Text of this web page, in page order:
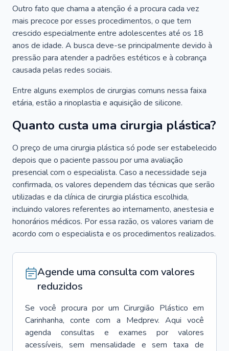
Outro fato que chama a atenção é a procura cada vez
mais precoce por esses procedimentos, o que tem
crescido especialmente entre adolescentes até os 18
anos de idade. A busca deve-se principalmente devido à
pressão para atender a padrões estéticos e à cobrança
causada pelas redes sociais.
Entre alguns exemplos de cirurgias comuns nessa faixa
etária, estão a rinoplastia e aquisição de silicone.
Quanto custa uma cirurgia plástica?
O preço de uma cirurgia plástica só pode ser estabelecido
depois que o paciente passou por uma avaliação
presencial com o especialista. Caso a necessidade seja
confirmada, os valores dependem das técnicas que serão
utilizadas e da clínica de cirurgia plástica escolhida,
incluindo valores referentes ao internamento, anestesia e
honorários médicos. Por essa razão, os valores variam de
acordo com o especialista e os procedimentos realizados.
Agende uma consulta com valores
reduzidos
Se você procura por um Cirurgião Plástico em
Carinhanha, conte com a Medprev. Aqui você
agenda consultas e exames por valores
acessíveis, sem mensalidade e sem taxa de